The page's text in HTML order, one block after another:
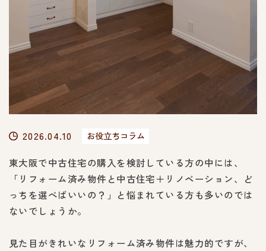
2026.04.10 お役立ちコラム
東大阪で中古住宅の購入を検討している方の中には、
「リフォーム済み物件と中古住宅＋リノベーション、ど
っちを選べばいいの？」と悩まれている方も多いのでは
ないでしょうか。
見た目がきれいなリフォーム済み物件は魅力的ですが、